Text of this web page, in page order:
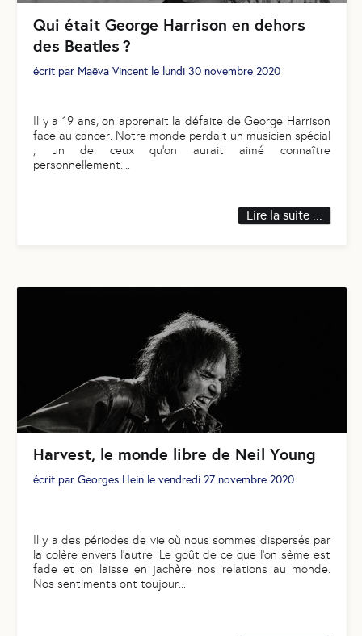
Qui était George Harrison en dehors
des Beatles ?
écrit par Maëva Vincent le lundi 30 novembre 2020
Il y a 19 ans, on apprenait la défaite de George Harrison
face au cancer. Notre monde perdait un musicien spécial
; un de ceux qu’on aurait aimé connaître
personnellement.
Lire la suite ...
Harvest, le monde libre de Neil Young
écrit par Georges Hein le vendredi 27 novembre 2020
Il y a des périodes de vie où nous sommes dispersés par
la colère envers l’autre. Le goût de ce que l’on sème est
fade et on laisse en jachère nos relations au monde.
Nos sentiments ont toujour